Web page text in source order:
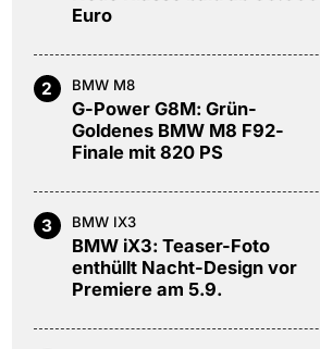
Euro
2 BMW M8
G-Power G8M: Grün-
Goldenes BMW M8 F92-
Finale mit 820 PS
3 BMW IX3
BMW iX3: Teaser-Foto
enthüllt Nacht-Design vor
Premiere am 5.9.